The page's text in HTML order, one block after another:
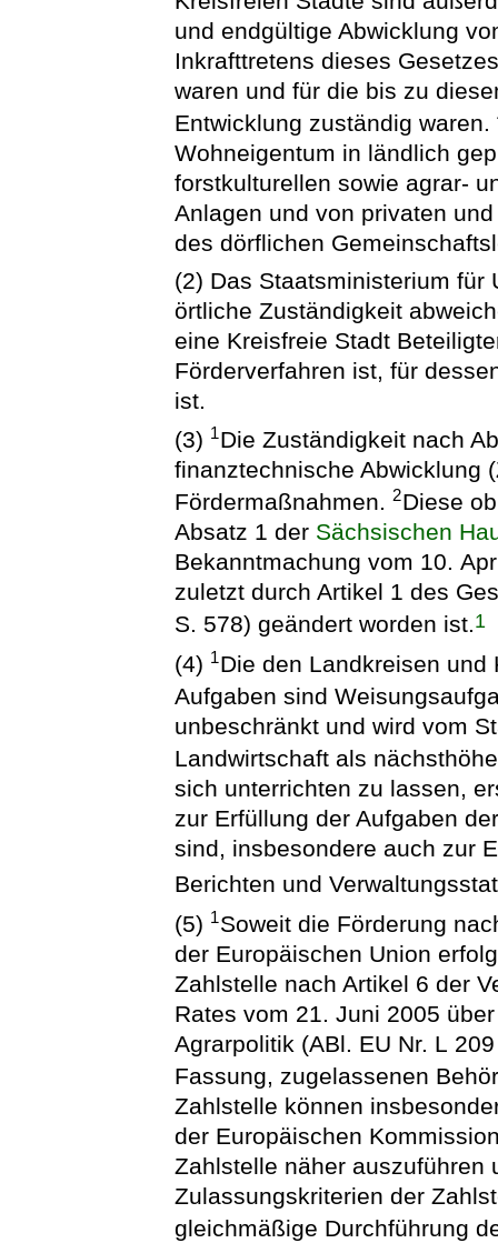
und endgültige Abwicklung
Inkrafttretens dieses
waren und für die bis zu
Entwicklung zuständig waren.
Wohneigentum in ländlich
forstkulturellen sowie agrar-
Anlagen und von privaten
des dörflichen
(2) Das Staatsministerium für
örtliche Zuständigkeit
eine Kreisfreie Stadt
Förderverfahren ist, für
ist.
(3) 1Die Zuständigkeit nach
finanztechnische Abwicklung
Fördermaßnahmen.2Diese
Absatz 1 der Sächsischen
Bekanntmachung vom 10.
zuletzt durch Artikel 1 des
S. 578) geändert worden ist.1
(4) 1Die den Landkreisen und
Aufgaben sind
unbeschränkt und wird vom
Landwirtschaft als
sich unterrichten zu lassen,
zur Erfüllung der Aufgaben
sind, insbesondere auch zur
Berichten und
(5) 1Soweit die Förderung
der Europäischen Union
Zahlstelle nach Artikel 6 der
Rates vom 21. Juni 2005
Agrarpolitik (ABl. EU Nr. L
Fassung, zugelassenen
Zahlstelle können
der Europäischen
Zahlstelle näher auszuführen
Zulassungskriterien der
gleichmäßige Durchführung